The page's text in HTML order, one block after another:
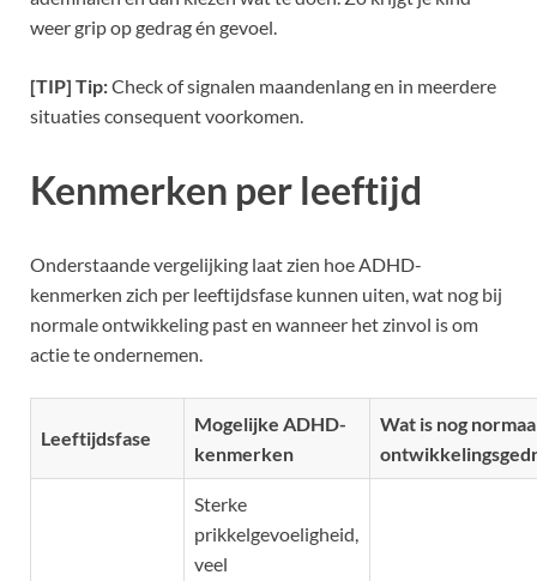
weer grip op gedrag én gevoel.
[TIP] Tip:Check of signalen maandenlang en in meerdere
situaties consequent voorkomen.
Kenmerken per leeftijd
Onderstaande vergelijking laat zien hoe ADHD-
kenmerken zich per leeftijdsfase kunnen uiten, wat nog bij
normale ontwikkeling past en wanneer het zinvol is om
actie te ondernemen.
Leeftijdsfase
Mogelijke ADHD-
kenmerken
Wat is nog
Sterke
prikkelgevoeligheid,
veel